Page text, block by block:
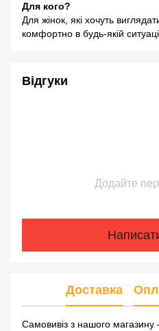
Для кого?
Для жінок, які хочуть
комфортно в будь-якій
Відгуки
Додайте
Доставка
Самовивіз з нашого